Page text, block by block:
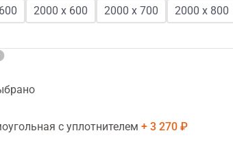
2000 х 600 2000 х 700 2000 х 800
с уплотнителем 3 270 ₽